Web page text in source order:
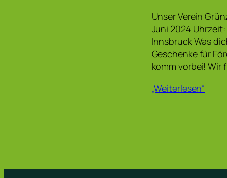
Unser Verein
Juni 2024
Innsbruck Was
Geschenke für
komm vorbei! Wir
„Weiterlesen“